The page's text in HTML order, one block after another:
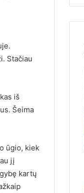
Stačiau
iš
Šeima
ūgio, kiek
jį
kartų